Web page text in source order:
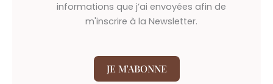
informations que j’ai envoyées afin de
m'inscrire à la Newsletter.
JE M'ABONNE